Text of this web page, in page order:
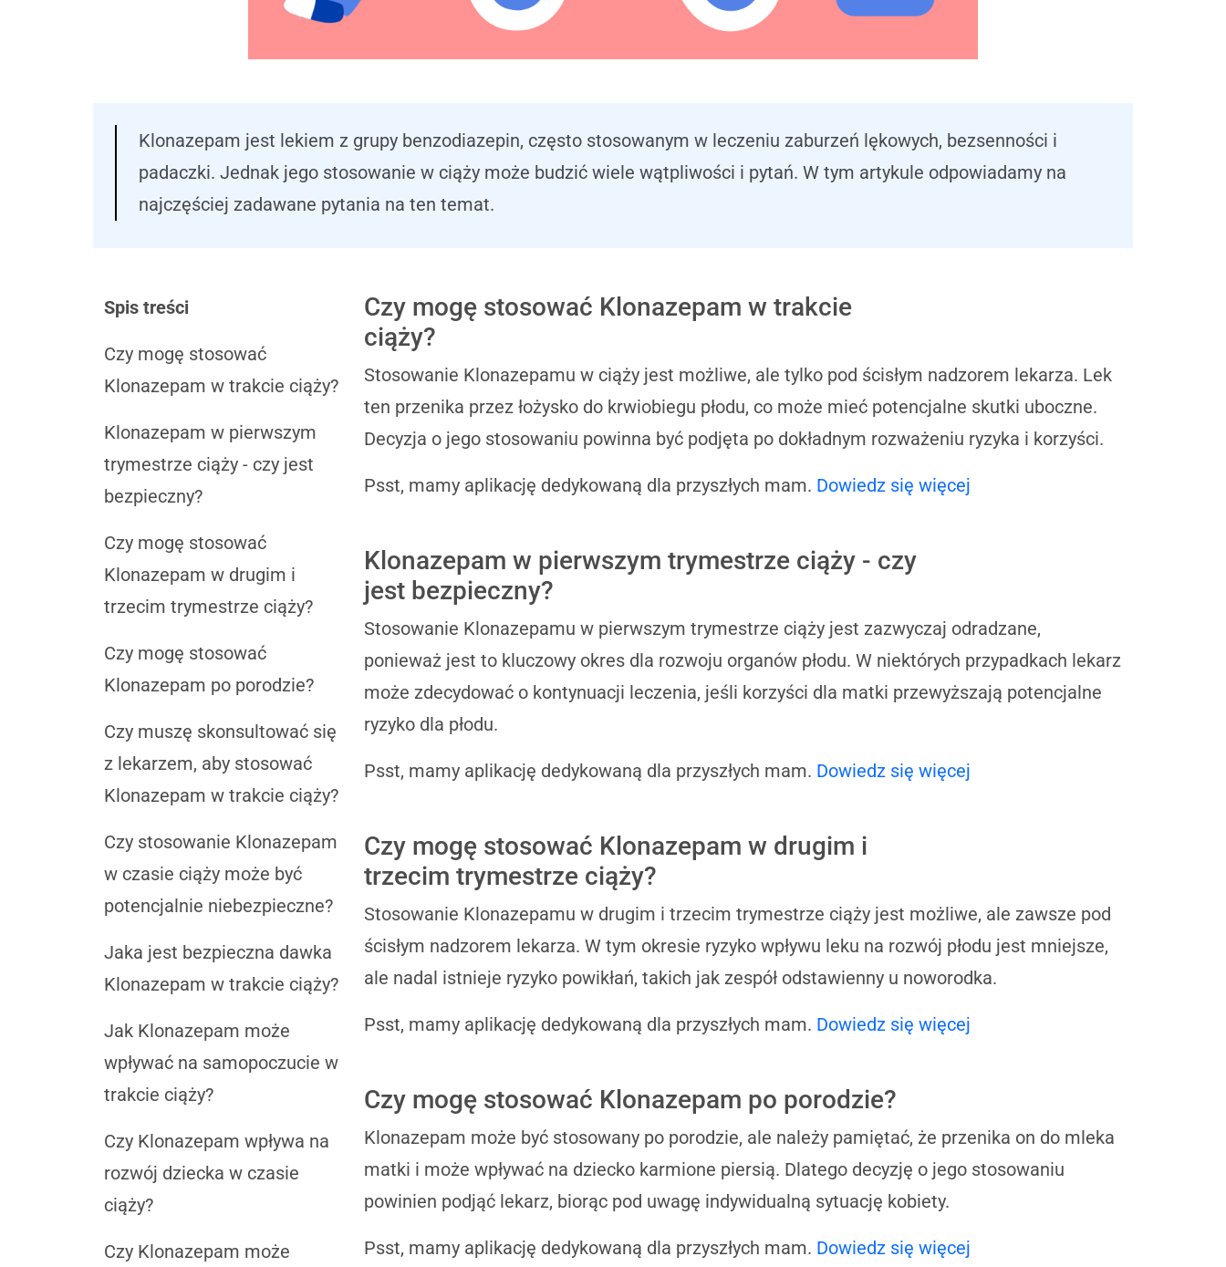
Klonazepam jest lekiem z grupy benzodiazepin, często stosowanym w leczeniu zaburzeń lękowych, bezsenności i
padaczki. Jednak jego stosowanie w ciąży może budzić wiele wątpliwości i pytań. W tym artykule odpowiadamy na
najczęściej zadawane pytania na ten temat.
Spis treści
Czy mogę stosować
Klonazepam w trakcie ciąży?
Klonazepam w pierwszym
trymestrze ciąży - czy jest
bezpieczny?
Czy mogę stosować
Klonazepam w drugim i
trzecim trymestrze ciąży?
Czy mogę stosować
Klonazepam po porodzie?
Czy muszę skonsultować się
z lekarzem, aby stosować
Klonazepam w trakcie ciąży?
Czy stosowanie Klonazepam
w czasie ciąży może być
potencjalnie niebezpieczne?
Jaka jest bezpieczna dawka
Klonazepam w trakcie ciąży?
Jak Klonazepam może
wpływać na samopoczucie w
trakcie ciąży?
Czy Klonazepam wpływa na
rozwój dziecka w czasie
ciąży?
Czy Klonazepam może
Czy mogę stosować Klonazepam w trakcie
ciąży?
Stosowanie Klonazepamu w ciąży jest możliwe, ale tylko pod ścisłym nadzorem lekarza. Lek
ten przenika przez łożysko do krwiobiegu płodu, co może mieć potencjalne skutki uboczne.
Decyzja o jego stosowaniu powinna być podjęta po dokładnym rozważeniu ryzyka i korzyści.
Psst, mamy aplikację dedykowaną dla przyszłych mam. Dowiedz się więcej
Klonazepam w pierwszym trymestrze ciąży - czy
jest bezpieczny?
Stosowanie Klonazepamu w pierwszym trymestrze ciąży jest zazwyczaj odradzane,
ponieważ jest to kluczowy okres dla rozwoju organów płodu. W niektórych przypadkach lekarz
może zdecydować o kontynuacji leczenia, jeśli korzyści dla matki przewyższają potencjalne
ryzyko dla płodu.
Psst, mamy aplikację dedykowaną dla przyszłych mam. Dowiedz się więcej
Czy mogę stosować Klonazepam w drugim i
trzecim trymestrze ciąży?
Stosowanie Klonazepamu w drugim i trzecim trymestrze ciąży jest możliwe, ale zawsze pod
ścisłym nadzorem lekarza. W tym okresie ryzyko wpływu leku na rozwój płodu jest mniejsze,
ale nadal istnieje ryzyko powikłań, takich jak zespół odstawienny u noworodka.
Psst, mamy aplikację dedykowaną dla przyszłych mam. Dowiedz się więcej
Czy mogę stosować Klonazepam po porodzie?
Klonazepam może być stosowany po porodzie, ale należy pamiętać, że przenika on do mleka
matki i może wpływać na dziecko karmione piersią. Dlatego decyzję o jego stosowaniu
powinien podjąć lekarz, biorąc pod uwagę indywidualną sytuację kobiety.
Psst, mamy aplikację dedykowaną dla przyszłych mam. Dowiedz się więcej